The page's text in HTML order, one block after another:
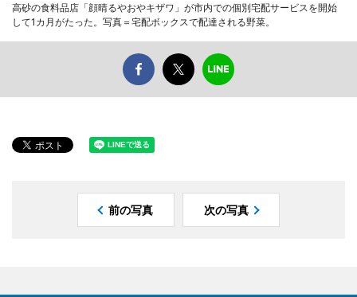
高砂の食料品店「顔晴るやおやキザワ」が市内での個別宅配サービスを開始
して1カ月がたった。写真＝宅配ボックスで配達される野菜。
前の写真 次の写真